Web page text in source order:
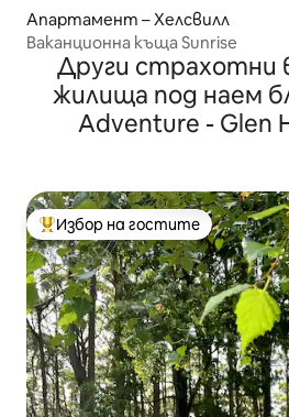
Апартамент – Хелсвилл
Ваканционна къща Sunrise
Други страхотни
жилища под наем
Adventure - Glen
Най-популярен избор на
Избор на гостите